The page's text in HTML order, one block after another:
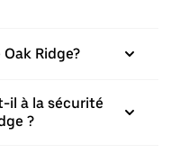
Ridge?
il à la sécurité
?